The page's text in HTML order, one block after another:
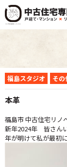
福島スタジオ その
本革
福島市 中古住宅リノ
新年2024年 皆さん
年が明けて私が最初